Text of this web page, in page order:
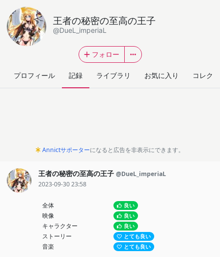
王者の秘密の至高の王子
@DueL_imperiaL
フォロー
プロフィール 記録 ライブラリ お気に入り コレク
Annictサポーターになると広告を非表示にできます。
王者の秘密の至高の王子 @DueL_imperiaL
2023-09-30 23:58
全体 良い
映像 良い
キャラクター 良い
ストーリー とても良い
音楽 とても良い